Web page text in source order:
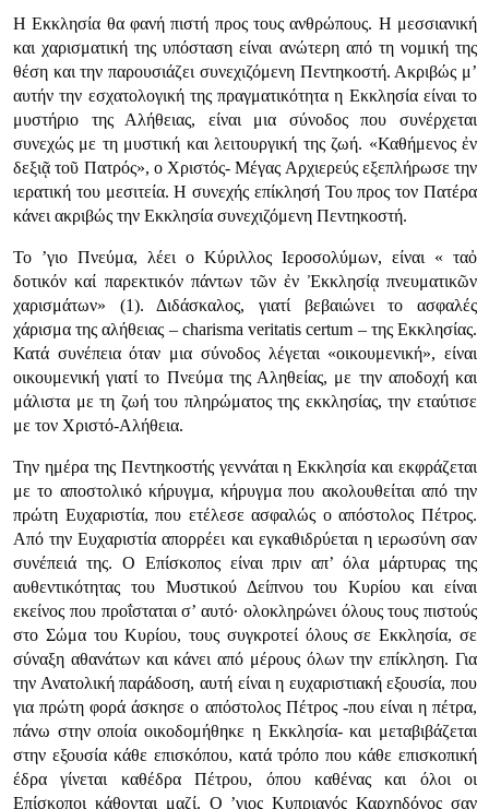
Η Εκκλησία θα φανή πιστή προς τους ανθρώπους. Η μεσσιανική
και χαρισματική της υπόσταση είναι ανώτερη από τη νομική της
θέση και την παρουσιάζει συνεχιζόμενη Πεντηκοστή. Ακριβώς μ’
αυτήν την εσχατολογική της πραγματικότητα η Εκκλησία είναι το
μυστήριο της Αλήθειας, είναι μια σύνοδος που συνέρχεται
συνεχώς με τη μυστική και λειτουργική της ζωή. «Καθήμενος ἐν
δεξιᾷ τοῦ Πατρός», ο Χριστός- Μέγας Αρχιερεύς εξεπλήρωσε την
ιερατική του μεσιτεία. Η συνεχής επίκλησή Του προς τον Πατέρα
κάνει ακριβώς την Εκκλησία συνεχιζόμενη Πεντηκοστή.
Το ’γιο Πνεύμα, λέει ο Κύριλλος Ιεροσολύμων, είναι « ταὀ
δοτικόν καί παρεκτικόν πάντων τῶν ἐν Ἐκκλησίᾳ πνευματικῶν
χαρισμάτων» (1). Διδάσκαλος, γιατί βεβαιώνει το ασφαλές
χάρισμα της αλήθειας – charisma veritatis certum – της Εκκλησίας.
Κατά συνέπεια όταν μια σύνοδος λέγεται «οικουμενική», είναι
οικουμενική γιατί το Πνεύμα της Αληθείας, με την αποδοχή και
μάλιστα με τη ζωή του πληρώματος της εκκλησίας, την εταύτισε
με τον Χριστό-Αλήθεια.
Την ημέρα της Πεντηκοστής γεννάται η Εκκλησία και εκφράζεται
με το αποστολικό κήρυγμα, κήρυγμα που ακολουθείται από την
πρώτη Ευχαριστία, που ετέλεσε ασφαλώς ο απόστολος Πέτρος.
Από την Ευχαριστία απορρέει και εγκαθιδρύεται η ιερωσύνη σαν
συνέπειά της. Ο Επίσκοπος είναι πριν απ’ όλα μάρτυρας της
αυθεντικότητας του Μυστικού Δείπνου του Κυρίου και είναι
εκείνος που προΐσταται σ’ αυτό· ολοκληρώνει όλους τους πιστούς
στο Σώμα του Κυρίου, τους συγκροτεί όλους σε Εκκλησία, σε
σύναξη αθανάτων και κάνει από μέρους όλων την επίκληση. Για
την Ανατολική παράδοση, αυτή είναι η ευχαριστιακή εξουσία, που
για πρώτη φορά άσκησε ο απόστολος Πέτρος -που είναι η πέτρα,
πάνω στην οποία οικοδομήθηκε η Εκκλησία- και μεταβιβάζεται
στην εξουσία κάθε επισκόπου, κατά τρόπο που κάθε επισκοπική
έδρα γίνεται καθέδρα Πέτρου, όπου καθένας και όλοι οι
Επίσκοποι κάθονται μαζί. Ο ’γιος Κυπριανός Καρχηδόνος σαν